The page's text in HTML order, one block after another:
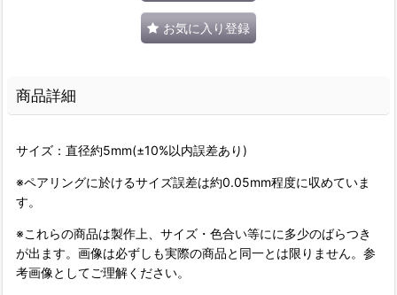
お気に入り登録
商品詳細
サイズ：直径約5mm(±10%以内誤差あり)
※ペアリングに於けるサイズ誤差は約0.05mm程度に収めていま
す。
※これらの商品は製作上、サイズ・色合い等にに多少のばらつき
が出ます。画像は必ずしも実際の商品と同一とは限りません。参
考画像としてご理解ください。